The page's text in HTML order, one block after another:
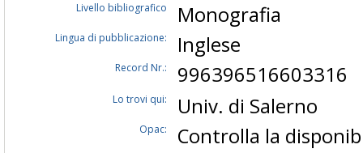
Livello bibliografico Monografia
Lingua di pubblicazione: Inglese
Record Nr.: 996396516603316
Lo trovi qui: Univ. di Salerno
Opac: Controlla la